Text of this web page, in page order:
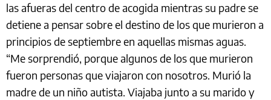
las afueras del centro de acogida mientras su padre se
detiene a pensar sobre el destino de los que murieron a
principios de septiembre en aquellas mismas aguas.
“Me sorprendió, porque algunos de los que murieron
fueron personas que viajaron con nosotros. Murió la
madre de un niño autista. Viajaba junto a su marido y